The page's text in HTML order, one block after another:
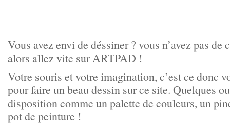
Vous avez envi de déssiner ? vous n’avez pas de
alors allez vite surARTPAD !
Votre souris et votre imagination, c’est ce donc
pour faire un beau dessin sur ce site. Quelques
disposition comme un palette de couleurs, un
pot de peinture !